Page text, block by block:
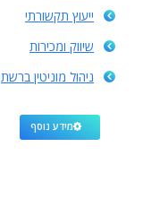
ייעוץ תקשורתי
שיווק ומכירות
ניהול מוניטין ברשת
מידע נוסף